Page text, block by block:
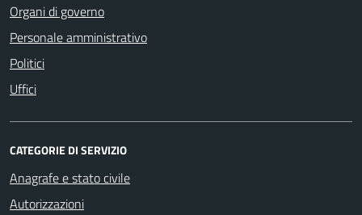
Organi di governo
Personale amministrativo
Politici
Uffici
CATEGORIE DI SERVIZIO
Anagrafe e stato civile
Autorizzazioni